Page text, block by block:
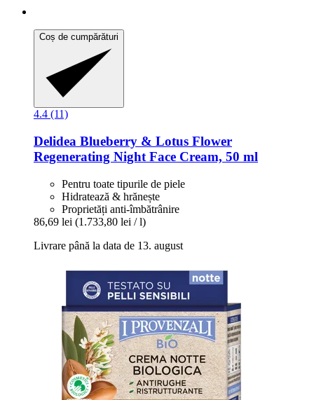
Coș de cumpărături
4.4 (11)
Delidea Blueberry & Lotus Flower
Regenerating Night Face Cream, 50 ml
Pentru toate tipurile de piele
Hidratează & hrănește
Proprietăți anti-îmbătrânire
86,69 lei (1.733,80 lei / l)
Livrare până la data de 13. august